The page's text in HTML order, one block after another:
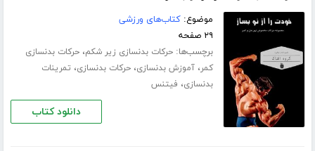
موضوع:کتاب‌های ورزشی
۲۹ صفحه
برچسب‌ها:حرکات بدنسازی زیر شکم،حرکات بدنسازی
کمر،آموزش بدنسازی،حرکات بدنسازی، تمرینات
بدنسازی، فیتنس
دانلود کتاب